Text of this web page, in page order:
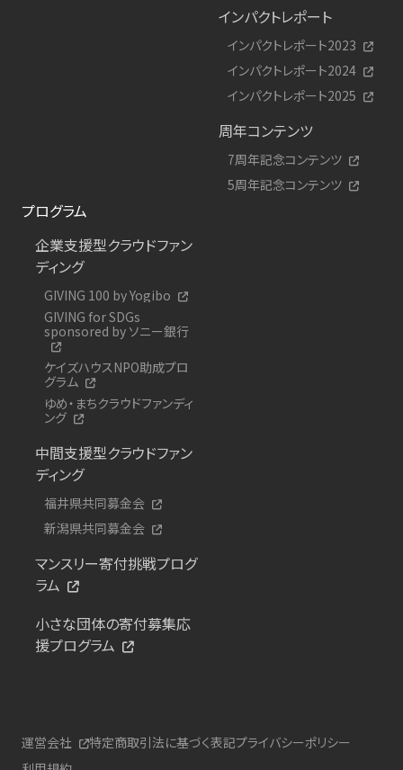
インパクトレポート
インパクトレポート2023
インパクトレポート2024
インパクトレポート2025
周年コンテンツ
7周年記念コンテンツ
5周年記念コンテンツ
プログラム
企業支援型クラウドファン
ディング
GIVING 100 by Yogibo
GIVING for SDGs
sponsored by ソニー銀行
ケイズハウスNPO助成プロ
グラム
ゆめ・まちクラウドファンディ
ング
中間支援型クラウドファン
ディング
福井県共同募金会
新潟県共同募金会
マンスリー寄付挑戦プログ
ラム
小さな団体の寄付募集応
援プログラム
運営会社 特定商取引法に基づく表記プライバシーポリシー